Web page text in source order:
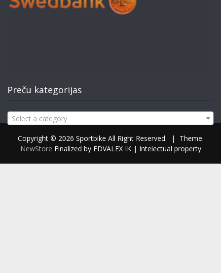
Preču kategorijas
Select a category
Copyright © 2026 Sportbike All Right Reserved. |
Theme:
NewStore Finalized by EDVALEX IK | Intelectual property